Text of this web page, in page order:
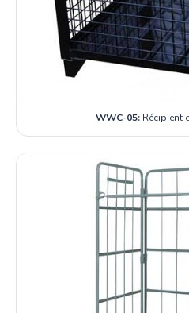
WWC-05:Récipient